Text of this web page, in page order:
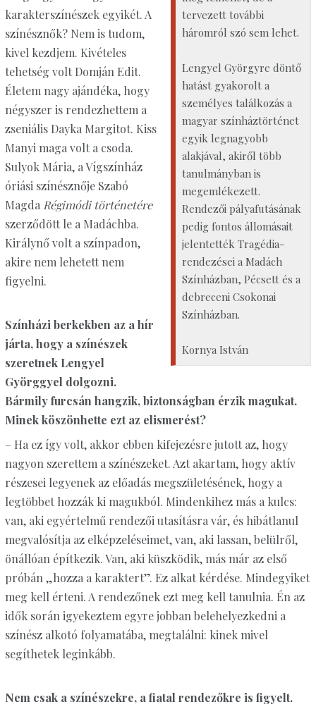
tervezett további
háromról szó sem lehet.
Lengyel Györgyre döntő
hatást gyakorolt a
személyes találkozás a
magyar színháztörténet
egyik legnagyobb
alakjával, akiről több
tanulmányban is
megemlékezett.
Rendezői pályafutásának
pedig fontos állomásait
jelentették Tragédia-
rendezései a Madách
Színházban, Pécsett és a
debreceni Csokonai
Színházban.
Kornya István
karakterszínészek egyikét. A
színésznők? Nem is tudom,
kivel kezdjem. Kivételes
tehetség volt Domján Edit.
Életem nagy ajándéka, hogy
négyszer is rendezhettem a
zseniális Dayka Margitot. Kiss
Manyi maga volt a csoda.
Sulyok Mária, a Vígszínház
óriási színésznője Szabó
Magda Régimódi történetére
szerződött le a Madáchba.
Királynő volt a színpadon,
akire nem lehetett nem
figyelni.
Színházi berkekben az a hír
járta, hogy a színészek
szeretnek Lengyel
Györggyel dolgozni.
Bármily furcsán hangzik, biztonságban érzik magukat.
Minek köszönhette ezt az elismerést?
– Ha ez így volt, akkor ebben kifejezésre jutott az, hogy
nagyon szerettem a színészeket. Azt akartam, hogy aktív
részesei legyenek az előadás megszületésének, hogy a
legtöbbet hozzák ki magukból. Mindenkihez más a kulcs:
van, aki egyértelmű rendezői utasításra vár, és hibátlanul
megvalósítja az elképzeléseimet, van, aki lassan, belülről,
önállóan építkezik. Van, aki küszködik, más már az első
próbán „hozza a karaktert”. Ez alkat kérdése. Mindegyiket
meg kell érteni. A rendezőnek ezt meg kell tanulnia. Én az
idők során igyekeztem egyre jobban belehelyezkedni a
színész alkotó folyamatába, megtalálni: kinek mivel
segíthetek leginkább.
Nem csak a színészekre, a fiatal rendezőkre is figyelt.